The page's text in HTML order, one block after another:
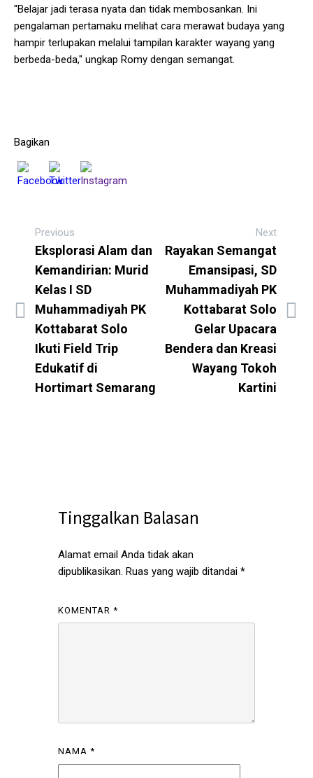
"Belajar jadi terasa nyata dan tidak membosankan. Ini
pengalaman pertamaku melihat cara merawat budaya yang
hampir terlupakan melalui tampilan karakter wayang yang
berbeda-beda," ungkap Romy dengan semangat.
Bagikan
Previous
Eksplorasi Alam dan
Kemandirian: Murid
Kelas I SD
Muhammadiyah PK
Kottabarat Solo
Ikuti Field Trip
Edukatif di
Hortimart Semarang
Next
Rayakan Semangat
Emansipasi, SD
Muhammadiyah PK
Kottabarat Solo
Gelar Upacara
Bendera dan Kreasi
Wayang Tokoh
Kartini
Tinggalkan Balasan
Alamat email Anda tidak akan
dipublikasikan. Ruas yang wajib ditandai *
KOMENTAR *
NAMA *